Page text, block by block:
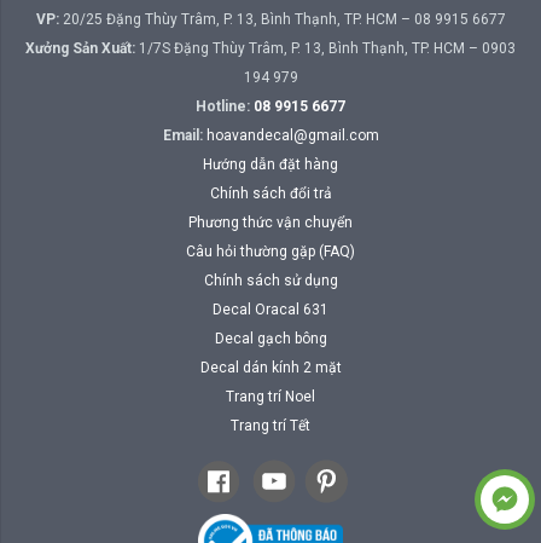
VP:20/25 Đặng Thùy Trâm, P. 13, Bình Thạnh, TP. HCM – 08 9915 6677
Xưởng Sản Xuất: 1/7S Đặng Thùy Trâm, P. 13, Bình Thạnh, TP. HCM – 0903
194 979
Hotline: 08 9915 6677
Email: hoavandecal@gmail.com
Hướng dẫn đặt hàng
Chính sách đổi trả
Phương thức vận chuyển
Câu hỏi thường gặp (FAQ)
Chính sách sử dụng
Decal Oracal 631
Decal gạch bông
Decal dán kính 2 mặt
Trang trí Noel
Trang trí Tết